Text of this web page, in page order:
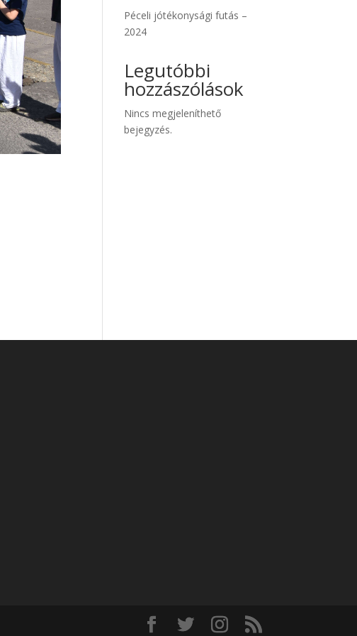
Péceli jótékonysági futás –
2024
Legutóbbi
hozzászólások
Nincs megjeleníthető
bejegyzés.